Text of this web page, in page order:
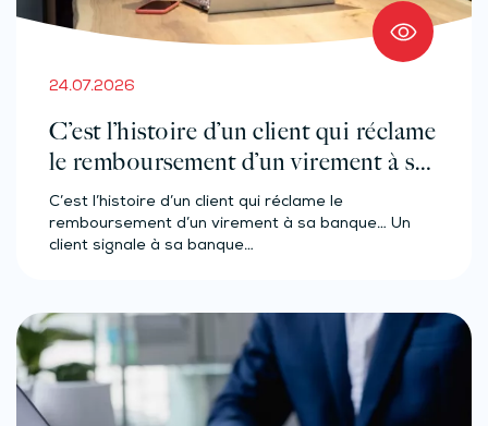
24.07.2026
C’est l’histoire d’un client qui réclame
le remboursement d’un virement à sa
banque…
C’est l’histoire d’un client qui réclame le
remboursement d’un virement à sa banque… Un
client signale à sa banque…